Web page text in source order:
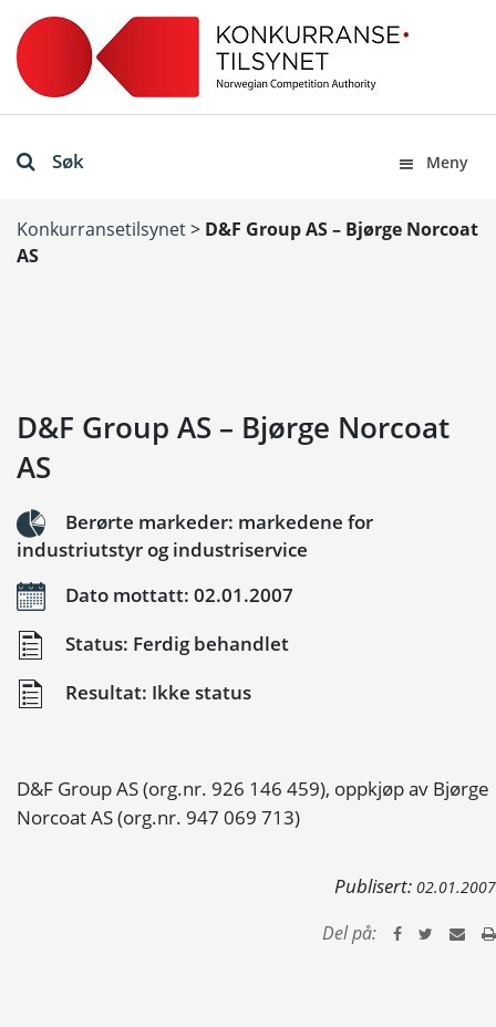
Søk Meny
Konkurransetilsynet> D&F Group AS – Bjørge Norcoat
AS
D&F Group AS – Bjørge Norcoat
AS
Berørte markeder: markedene for
industriutstyr og industriservice
Dato mottatt: 02.01.2007
Status: Ferdig behandlet
Resultat: Ikke status
D&F Group AS (org.nr. 926 146 459), oppkjøp av Bjørge
Norcoat AS (org.nr. 947 069 713)
Publisert: 02.01.2007
Del på: